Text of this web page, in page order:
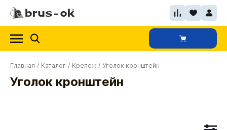
Главная / Каталог / Крепеж / Уголок кронштейн
Уголок кронштейн